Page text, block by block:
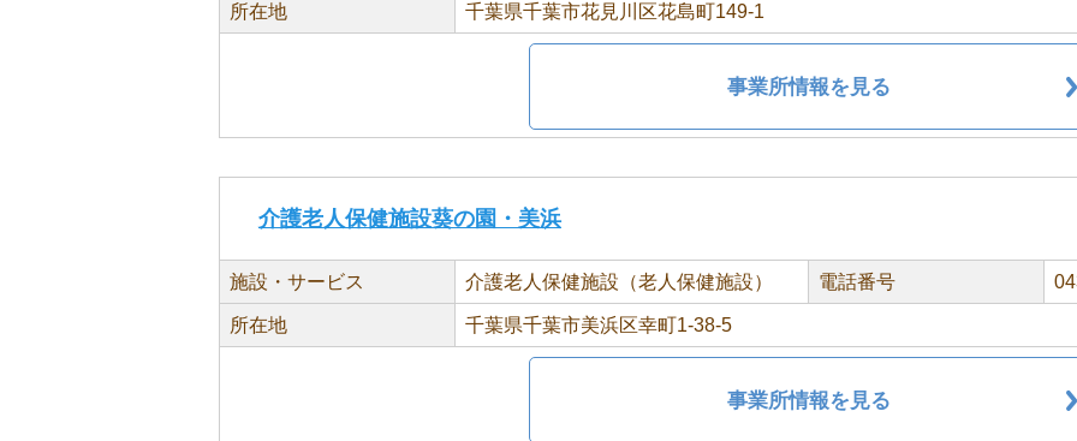
所在地 千葉県千葉市花見川区花島町149-1
事業所情報を見る
介護老人保健施設葵の園・美浜
施設・サービス 介護老人保健施設（老人保健施設） 電話番号
所在地 千葉県千葉市美浜区幸町1-38-5
事業所情報を見る